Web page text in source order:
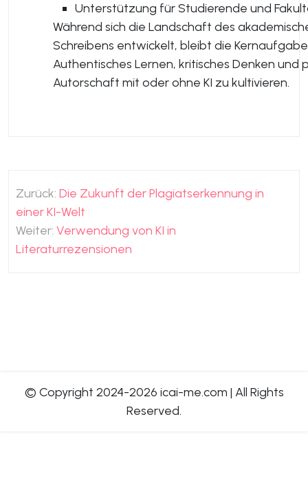
Unterstützung für Studierende und
Während sich die Landschaft des
Schreibens entwickelt, bleibt die
Authentisches Lernen, kritisches Denken und
Autorschaft mit oder ohne KI zu kultivieren.
Beitragsnavigation
Zurück: Die Zukunft der Plagiatserkennung in
einer KI-Welt
Weiter: Verwendung von KI in
Literaturrezensionen
© Copyright 2024-2026 icai-me.com | All Rights
Reserved.